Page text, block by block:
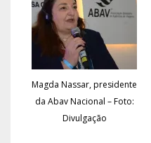
Magda Nassar, presidente
da Abav Nacional – Foto:
Divulgação